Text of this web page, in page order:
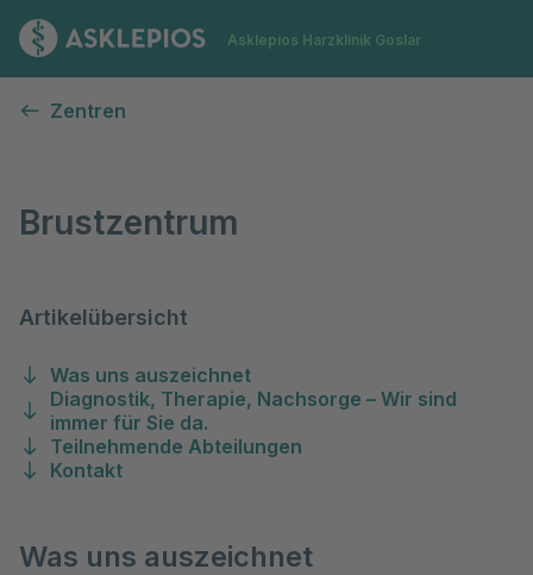
Zur Startseite
Asklepios Harzklinik Goslar
Zentren
Brustzentrum
Artikelübersicht
Was uns auszeichnet
Diagnostik, Therapie, Nachsorge – Wir sind
immer für Sie da.
Teilnehmende Abteilungen
Kontakt
Was uns auszeichnet